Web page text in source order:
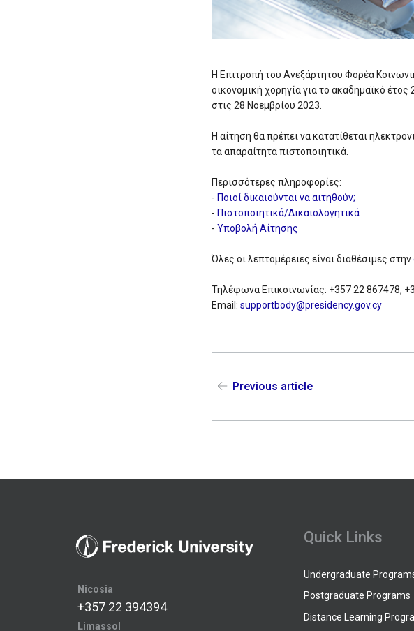
Η Επιτροπή του Ανεξάρτητου Φορέα
οικονομική χορηγία για το ακαδημαϊκό
στις 28 Νοεμβρίου 2023.
Η αίτηση θα πρέπει να κατατίθεται
τα απαραίτητα πιστοποιητικά.
Περισσότερες πληροφορίες:
-Ποιοί δικαιούνται να αιτηθούν;
-Πιστοποιητικά/Δικαιολογητικά
-Υποβολή Αίτησης
Όλες οι λεπτομέρειες είναι διαθέσιμες στην
Τηλέφωνα Επικοινωνίας: +357 22 867478,
Email:supportbody@presidency.gov.cy
Previous article
Nicosia
+357 22 394394
Limassol
Quick Links
Undergraduate
Postgraduate Programs
Distance Learning